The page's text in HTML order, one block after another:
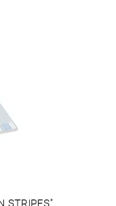
STRIPES"